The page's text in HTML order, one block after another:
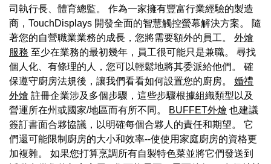
司執行長、體育總監。 作為一家擁有豐富行業經驗的製造
商，TouchDisplays 開發全面的智慧觸控螢幕解決方案。 隨
著您的自營職業業務的成長，您將需要額外的員工。 外燴
服務 至少在業務的最初幾年，員工很可能只是兼職。 尋找
個人化、有條理的人，您可以輕鬆地將其委派給他們。 確
保遵守廚房法規後，讓我們看看如何設置您的廚房。 婚禮
外燴 註冊企業涉及多個步驟，這些步驟根據組織類型以及
營運所在州或國家/地區而有所不同。
BUFFET外燴 也建議
簽訂書面合夥協議，以明確每個合夥人的責任和期望。 它
們還可能限制廚房的大小和效率--使使用家庭廚房的資格更
加複雜。 如果您打算烹調所有自製特色菜並將它們發送到